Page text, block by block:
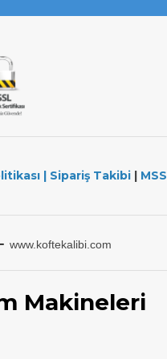
| Sipariş Takibi | MSS
www.koftekalibi.com
Makineleri